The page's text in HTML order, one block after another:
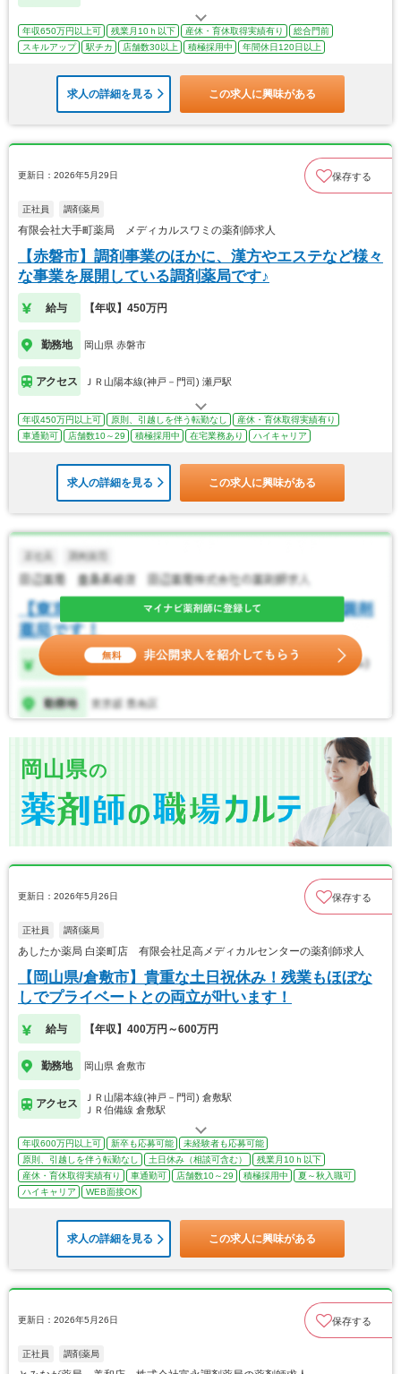
年収650万円以上可 残業月10ｈ以下 産休・育休取得実績有り
総合門前
スキルアップ
駅チカ 店舗数30以上 積極採用中 年間休日120日以上
求人の詳細を見る この求人に興味がある
更新日：2026年5月29日 保存する
正社員 調剤薬局
有限会社大手町薬局 メディカルスワミの薬剤師求人
【赤磐市】調剤事業のほかに、漢方やエステなど様々
な事業を展開している調剤薬局です♪
給与 【年収】450万円
勤務地 岡山県 赤磐市
アクセス ＪＲ山陽本線(神戸－門司) 瀬戸駅
年収450万円以上可 原則、引越しを伴う転勤なし
産休・育休取得実績有り
車通勤可
店舗数10～29 積極採用中 在宅業務あり ハイキャリア
求人の詳細を見る この求人に興味がある
岡山県の
更新日：2026年5月26日 保存する
正社員 調剤薬局
あしたか薬局 白楽町店 有限会社足高メディカルセンターの薬剤師求人
【岡山県/倉敷市】貴重な土日祝休み！残業もほぼな
しでプライベートとの両立が叶います！
給与 【年収】400万円～600万円
勤務地 岡山県 倉敷市
アクセス
ＪＲ山陽本線(神戸－門司) 倉敷駅
ＪＲ伯備線 倉敷駅
年収600万円以上可 新卒も応募可能
未経験者も応募可能
原則、引越しを伴う転勤なし
土日休み（相談可含む）
残業月10ｈ以下
産休・育休取得実績有り
車通勤可 店舗数10～29 積極採用中
夏～秋入職可
ハイキャリア
WEB面接OK
求人の詳細を見る この求人に興味がある
更新日：2026年5月26日 保存する
正社員 調剤薬局